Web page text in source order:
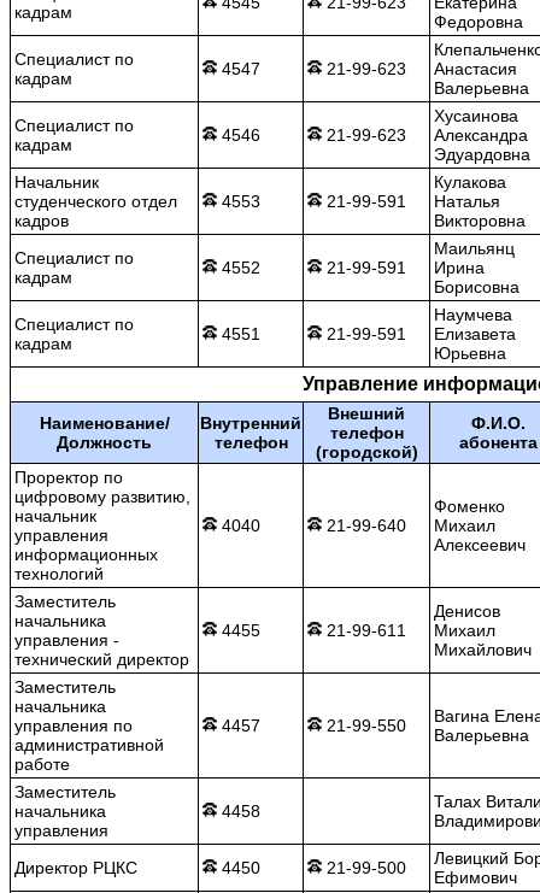
кадрам
Федоровна
Специалист по
кадрам
4547 21-99-623
Анастасия
Валерьевна
Специалист по
кадрам
4546 21-99-623
Хусаинова
Александра
Эдуардовна
Начальник
студенческого отдел
кадров
4553 21-99-591
Кулакова
Наталья
Викторовна
Специалист по
кадрам
4552 21-99-591
Маильянц
Ирина
Борисовна
Специалист по
кадрам
4551 21-99-591
Наумчева
Елизавета
Юрьевна
Управление
Наименование/
Должность
Внутренний
телефон
Внешний
телефон
(городской)
Ф.И.О.
абонента
Проректор по
цифровому развитию,
начальник
управления
информационных
технологий
4040 21-99-640
Фоменко
Михаил
Алексеевич
Заместитель
начальника
управления -
технический директор
4455 21-99-611
Денисов
Михаил
Михайлович
Заместитель
начальника
управления по
административной
работе
4457 21-99-550
Вагина
Валерьевна
Заместитель
начальника
управления
4458
Талах
Директор РЦКС 4450 21-99-500
Левицкий
Ефимович